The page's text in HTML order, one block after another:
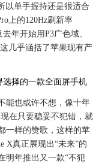
以单手握持还是很适合
上的120Hz刷新率
年开始用P3广色域、
几乎涵括了苹果现有产
能也或许不想，像十年
在只要稳妥不犯错，就
一样的赞歌，这样的苹
X真正展现出“未来”的
明年推出又一款“不犯